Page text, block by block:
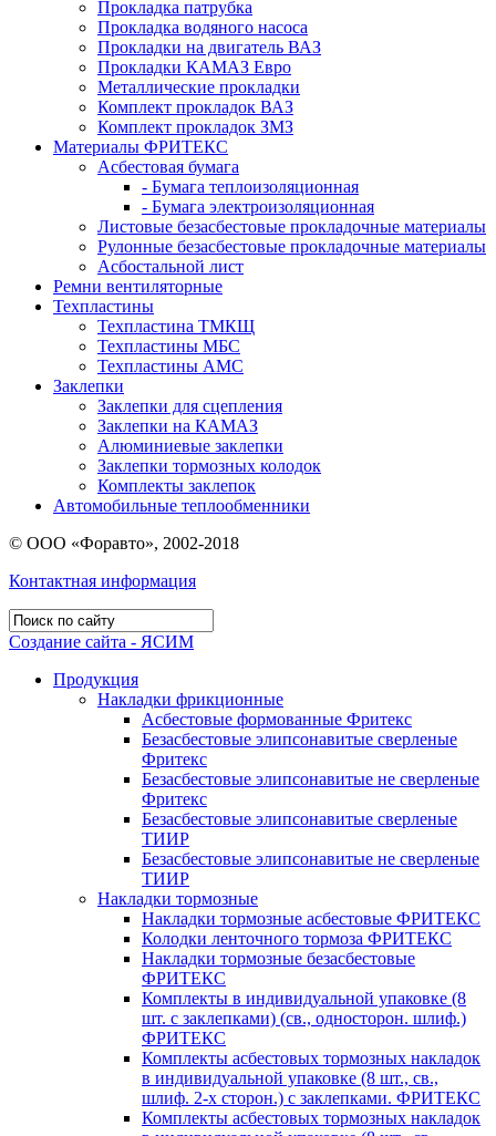
Прокладка патрубка
Прокладка водяного насоса
Прокладки на двигатель ВАЗ
Прокладки КАМАЗ Евро
Металлические прокладки
Комплект прокладок ВАЗ
Комплект прокладок ЗМЗ
Материалы ФРИТЕКС
Асбестовая бумага
- Бумага теплоизоляционная
- Бумага электроизоляционная
Листовые безасбестовые прокладочные материалы
Рулонные безасбестовые прокладочные материалы
Асбостальной лист
Ремни вентиляторные
Техпластины
Техпластина ТМКЩ
Техпластины МБС
Техпластины АМС
Заклепки
Заклепки для сцепления
Заклепки на КАМАЗ
Алюминиевые заклепки
Заклепки тормозных колодок
Комплекты заклепок
Автомобильные теплообменники
© ООО «Форавто», 2002-2018
Контактная информация
Создание сайта - ЯСИМ
Продукция
Накладки фрикционные
Асбестовые формованные Фритекс
Безасбестовые элипсонавитые сверленые
Фритекс
Безасбестовые элипсонавитые не сверленые
Фритекс
Безасбестовые элипсонавитые сверленые
ТИИР
Безасбестовые элипсонавитые не сверленые
ТИИР
Накладки тормозные
Накладки тормозные асбестовые ФРИТЕКС
Колодки ленточного тормоза ФРИТЕКС
Накладки тормозные безасбестовые
ФРИТЕКС
Комплекты в индивидуальной упаковке (8
шт. с заклепками) (св., односторон. шлиф.)
ФРИТЕКС
Комплекты асбестовых тормозных накладок
в индивидуальной упаковке (8 шт., св.,
шлиф. 2-х сторон.) c заклепками. ФРИТЕКС
Комплекты асбестовых тормозных накладок